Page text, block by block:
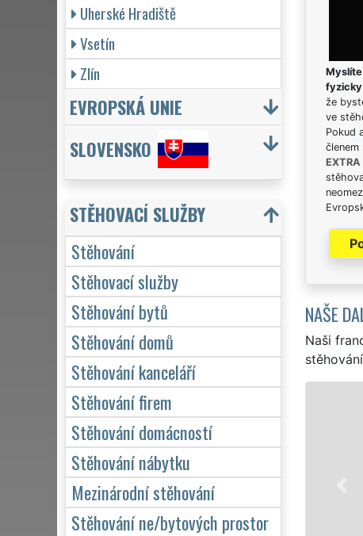
fyzicky
že
ve
Pokud
členem
EXTRA
NAŠE
Naši
Uherské Hradiště
Vsetín
Zlín
EVROPSKÁ UNIE
SLOVENSKO
STĚHOVACÍ SLUŽBY
Stěhování
Stěhovací služby
Stěhování bytů
Stěhování domů
Stěhování kanceláří
Stěhování firem
Stěhování domácností
Stěhování nábytku
Mezinárodní stěhování
Stěhování ne/bytových prostor